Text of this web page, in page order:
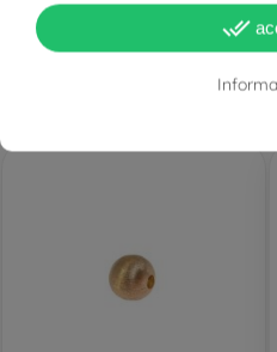
multicolor senza chiusura
done_all